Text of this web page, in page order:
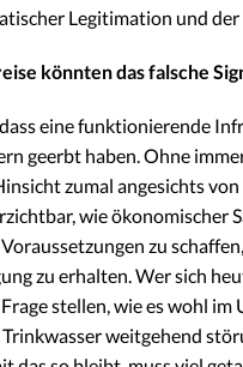
Legitimation und
könnten das falsche
dass eine funktionierende
geerbt haben. Ohne
zumal angesichts
wie ökonomischer
zu
zu erhalten. Wer sich
stellen, wie es wohl
weitgehend